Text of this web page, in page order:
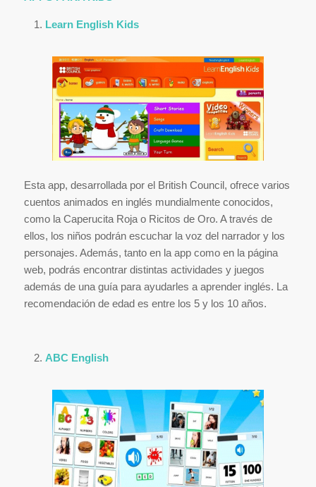
Learn English Kids
Esta app, desarrollada por el British Council, ofrece varios
cuentos animados en inglés mundialmente conocidos,
como la Caperucita Roja o Ricitos de Oro. A través de
ellos, los niños podrán escuchar la voz del narrador y los
personajes. Además, tanto en la app como en la página
web, podrás encontrar distintas actividades y juegos
además de una guía para ayudarles a aprender inglés. La
recomendación de edad es entre los 5 y los 10 años.
ABC English